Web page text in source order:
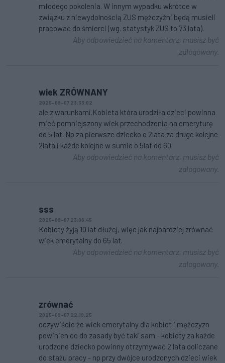
młodego pokolenia. W innym wypadku wkrótce w
związku z niewydolnością ZUS mężczyźni będą musieli
pracować do śmierci (wg. statystyk ZUS to 73 lata).
Aby odpowiedzieć na komentarz, musisz być
zalogowany.
wiek ZRÓWNANY
2025-09-07 23:33:02
ale z warunkami.Kobieta która urodziła dzieci powinna
mieć pomniejszony wiek przechodzenia na emeryturę
do 5 lat. Np za pierwsze dziecko o 2lata za druge kolejne
2lata i każde kolejne w sumie o 5lat do 60.
Aby odpowiedzieć na komentarz, musisz być
zalogowany.
sss
2025-09-07 23:06:45
Kobiety żyją 10 lat dłużej, więc jak najbardziej zrównać
wiek emerytalny do 65 lat.
Aby odpowiedzieć na komentarz, musisz być
zalogowany.
zrównać
2025-09-07 22:19:25
oczywiście że wiek emerytalny dla kobiet i mężczyzn
powinien co do zasady być taki sam - kobiety za każde
urodzone dziecko powinny otrzymywać 2 lata doliczane
do stażu pracy - np przy dwójce urodzonych dzieci wiek